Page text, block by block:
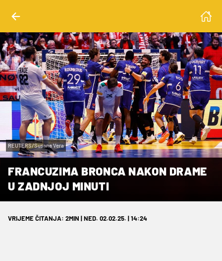
REUTERS/Susana Vera
FRANCUZIMA BRONCA NAKON DRAME
U ZADNJOJ MINUTI
VRIJEME ČITANJA: 2MIN | NED. 02.02.25. | 14:24